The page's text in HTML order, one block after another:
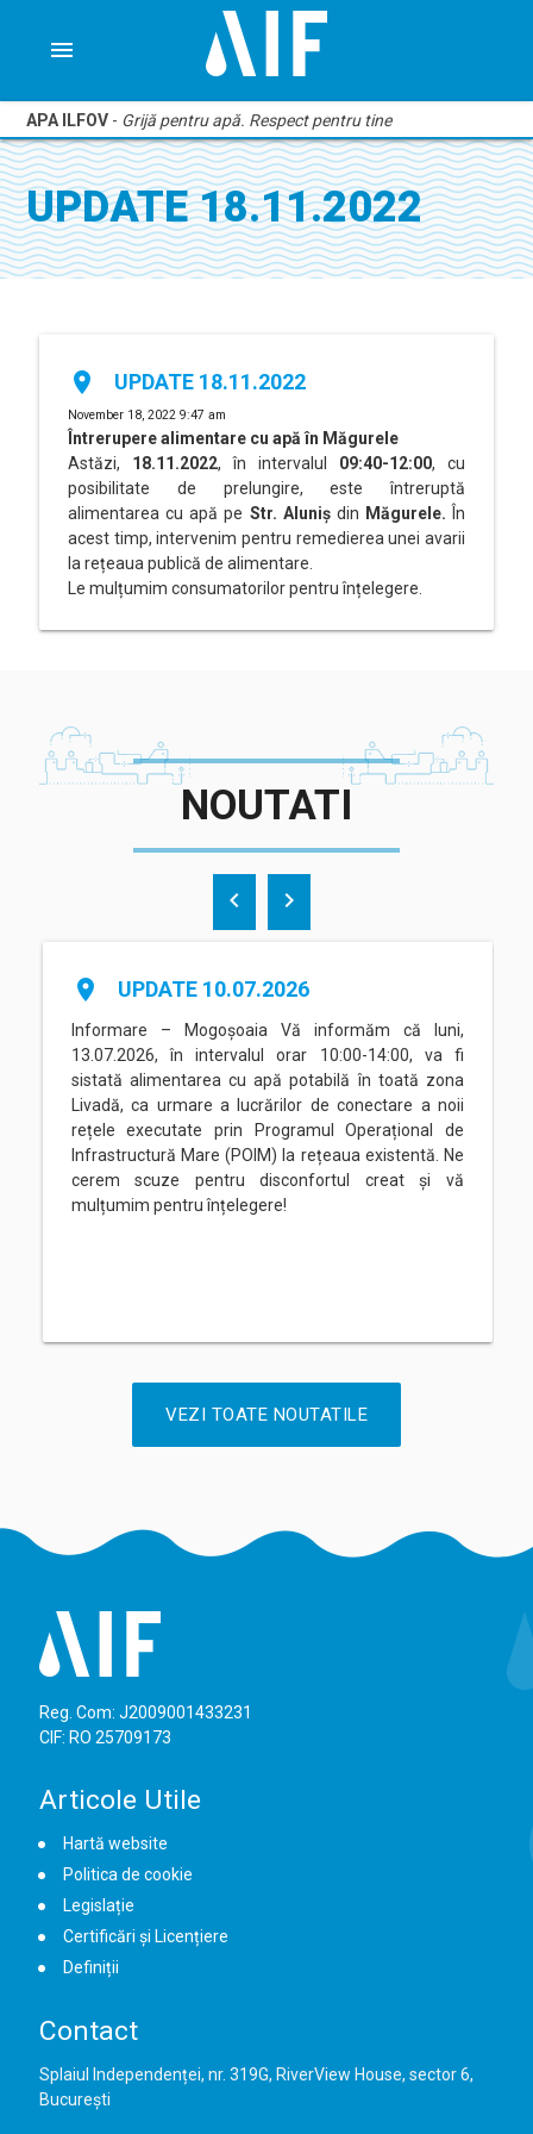
menu
APA ILFOV - Grijă pentru apă. Respect pentru tine
UPDATE 18.11.2022
place UPDATE 18.11.2022
November 18, 2022 9:47 am
Întrerupere alimentare cu apăîn Măgurele
Astăzi, 18.11.2022, în intervalul 09:40-12:00,
cu
posibilitate de prelungire, este întreruptă
alimentarea cu apă pe Str. Aluniș din Măgurele. În
acest timp, intervenim pentru remedierea unei avarii
la rețeaua publică de alimentare.
Le mulțumim consumatorilor pentru înțelegere.
NOUTATI
place UPDATE 10.07.2026
Informare – Mogoșoaia Vă informăm că luni,
13.07.2026, în intervalul orar 10:00-14:00, va fi
sistată alimentarea cu apă potabilă în toată zona
Livadă, ca urmare a lucrărilor de conectare a noii
rețele executate prin Programul Operațional de
Infrastructură Mare (POIM) la rețeaua existentă. Ne
cerem scuze pentru disconfortul creat și vă
mulțumim pentru înțelegere!
chevron_left chevron_right
VEZI TOATE NOUTATILE
Reg. Com: J2009001433231
CIF: RO 25709173
Articole Utile
Hartă website
Politica de cookie
Legislație
Certificări și Licențiere
Definiții
Contact
Splaiul Independenței, nr. 319G, RiverView House, sector 6,
București